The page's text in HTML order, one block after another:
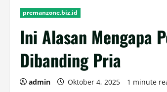
premanzone.biz.id
Ini Alasan Mengapa
Dibanding Pria
admin Oktober 4, 2025 1 minute